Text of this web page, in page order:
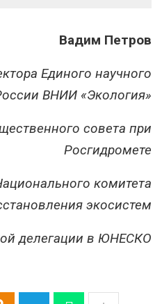
Вадим Петров
Единого научного
ВНИИ «Экология»
совета при
Росгидромете
комитета
экосистем
делегации в ЮНЕСКО